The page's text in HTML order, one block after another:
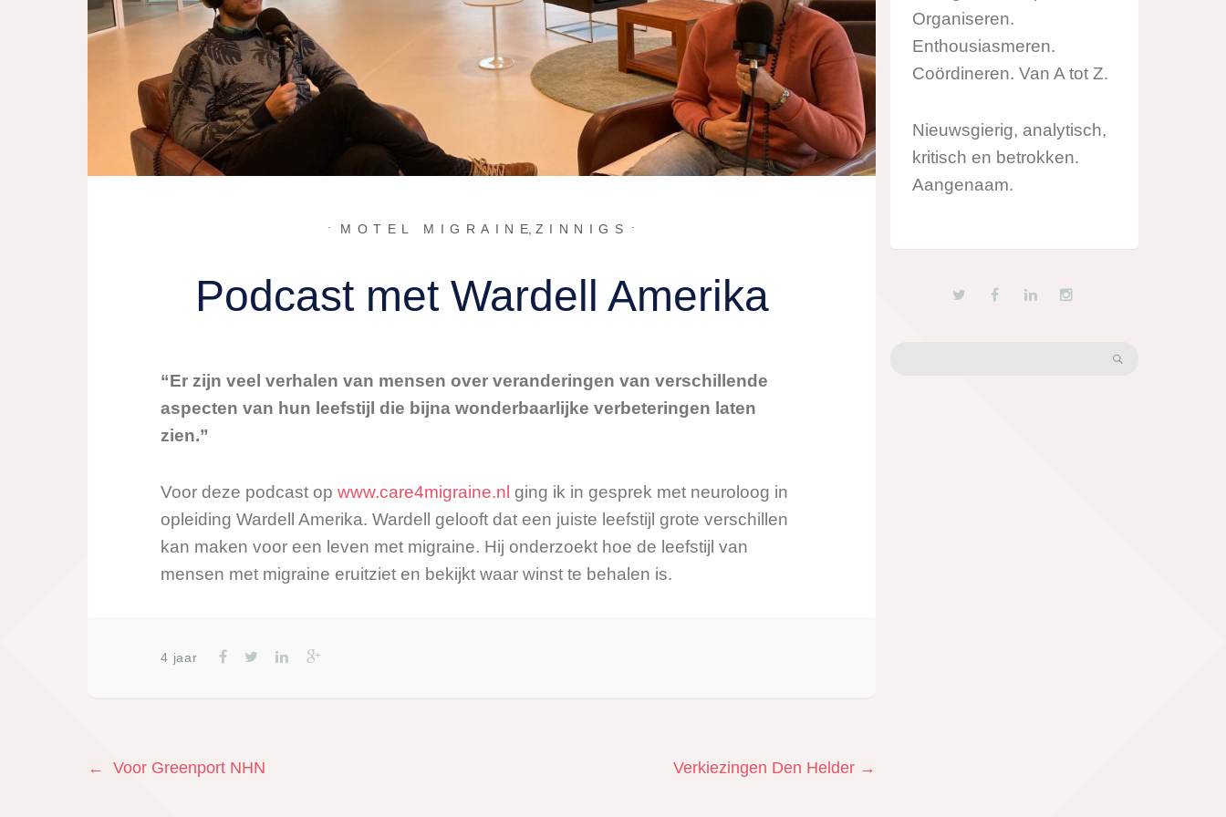
MOTEL MIGRAINE, ZINNIGS
Podcast met Wardell Amerika
“Er zijn veel verhalen van mensen over veranderingen van verschillende
aspecten van hun leefstijl die bijna wonderbaarlijke verbeteringen laten
zien.”
Voor deze podcast op www.care4migraine.nl ging ik in gesprek met neuroloog in
opleiding Wardell Amerika. Wardell gelooft dat een juiste leefstijl grote verschillen
kan maken voor een leven met migraine. Hij onderzoekt hoe de leefstijl van
mensen met migraine eruitziet en bekijkt waar winst te behalen is.
4 jaar
Bericht
←
Previous
Voor Greenport NHN
Next
Verkiezingen Den Helder →
Organiseren.
Enthousiasmeren.
Coördineren. Van A tot Z.
Nieuwsgierig, analytisch,
kritisch en betrokken.
Aangenaam.